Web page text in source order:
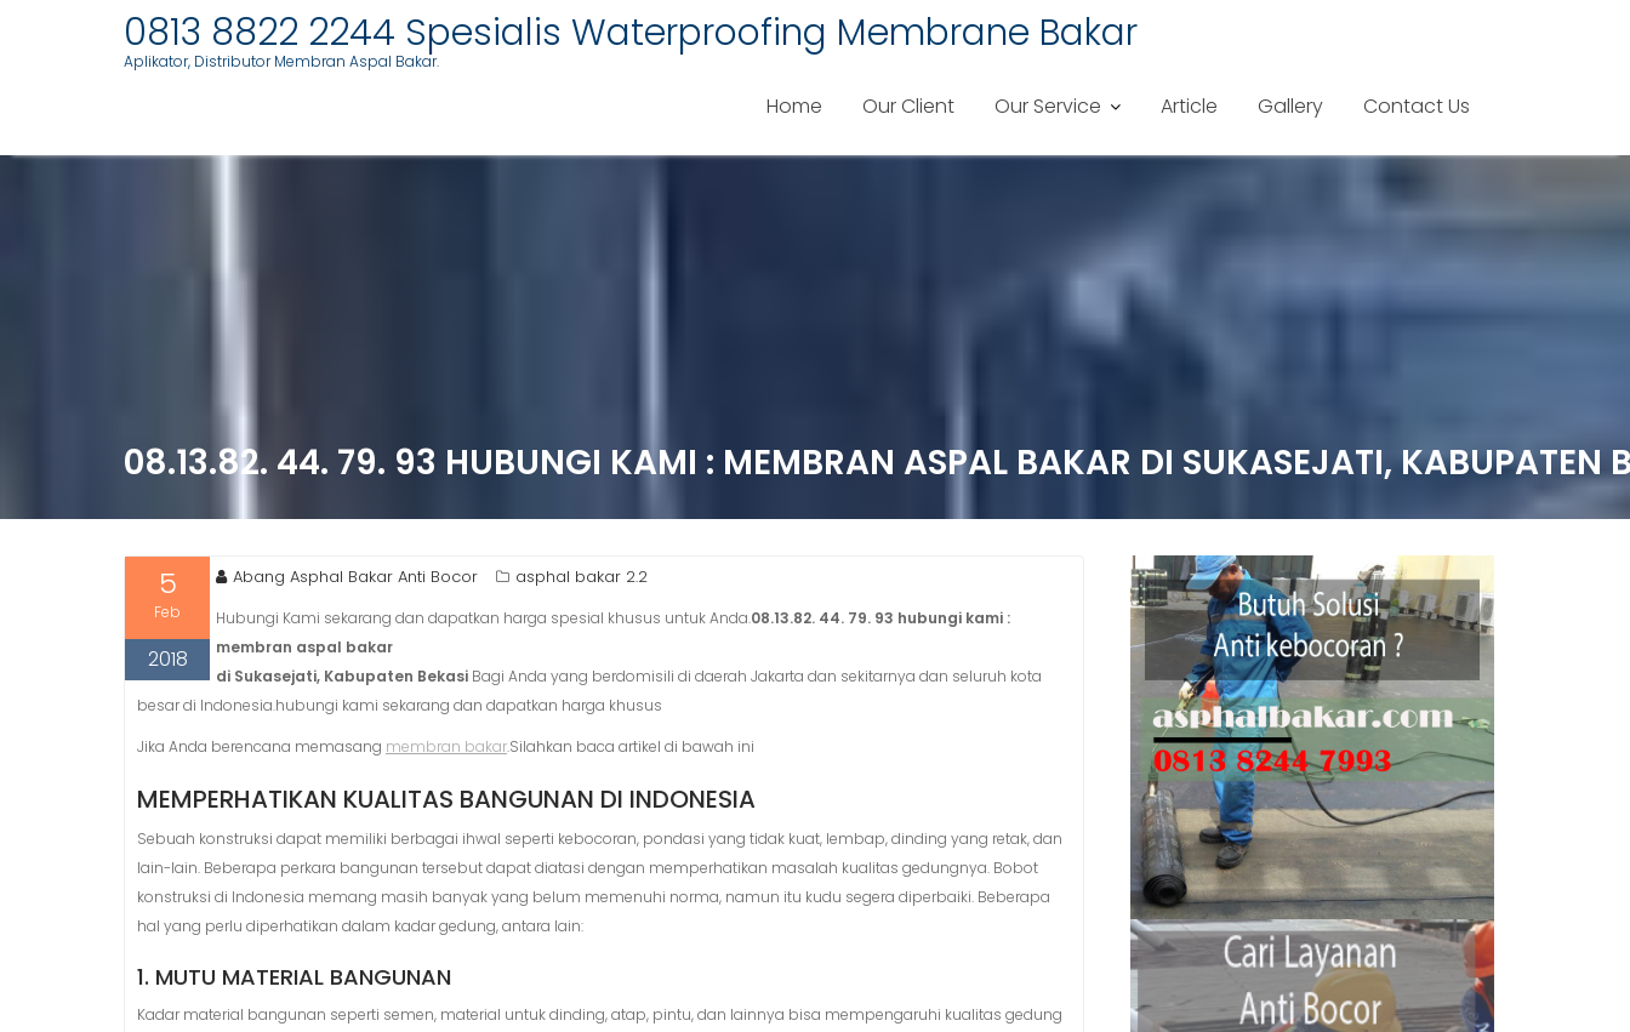
0813 8822 2244 Spesialis Waterproofing Membrane Bakar
Aplikator, Distributor Membran Aspal Bakar.
Home Our Client Our Service Article Gallery Contact Us
08.13.82. 44. 79. 93 HUBUNGI KAMI : MEMBRAN ASPAL BAKAR DI SUKASEJATI, KABUPATEN
5
Feb
2018
Abang Asphal Bakar Anti Bocor asphal bakar 2.2
Hubungi Kami sekarang dan dapatkan harga spesial khusus untuk Anda.08.13.82. 44. 79. 93 hubungi kami :
membran aspal bakar
di Sukasejati, Kabupaten Bekasi Bagi Anda yang berdomisili di daerah Jakarta dan sekitarnya dan seluruh kota
besar di Indonesia.hubungi kami sekarang dan dapatkan harga khusus
Jika Anda berencana memasang membran bakar.Silahkan baca artikel di bawah ini
MEMPERHATIKAN KUALITAS BANGUNAN DI INDONESIA
Sebuah konstruksi dapat memiliki berbagai ihwal seperti kebocoran, pondasi yang tidak kuat, lembap, dinding yang retak, dan
lain-lain. Beberapa perkara bangunan tersebut dapat diatasi dengan memperhatikan masalah kualitas gedungnya. Bobot
konstruksi di Indonesia memang masih banyak yang belum memenuhi norma, namun itu kudu segera diperbaiki. Beberapa
hal yang perlu diperhatikan dalam kadar gedung, antara lain:
1. MUTU MATERIAL BANGUNAN
Kadar material bangunan seperti semen, material untuk dinding, atap, pintu, dan lainnya bisa mempengaruhi kualitas gedung